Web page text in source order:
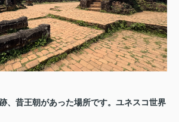
、昔王朝があった場所です。ユネスコ世界